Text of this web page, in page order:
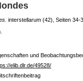
interstellarum (42), Seiten 34-
und
elib.dlr.de/49528/